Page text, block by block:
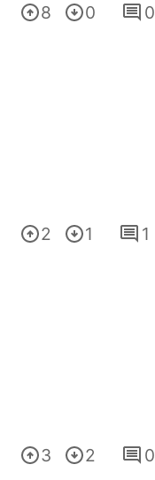
8 0 0
2 1 1
3 2 0